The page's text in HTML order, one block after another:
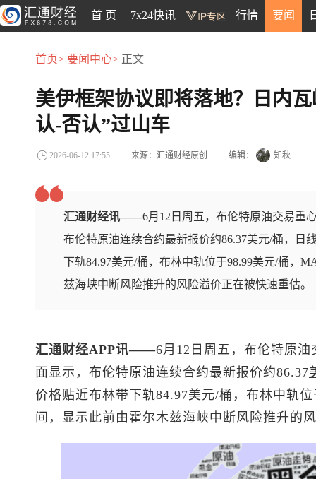
首 页 7x24快讯 行情 要闻
首页> 要闻中心> 正文
美伊框架协议即将落地？日内
认-否认”过山车
2026-06-12 17:55 来源：汇通财经原创 编辑： 知秋
汇通财经讯——6月12日周五，布伦特原油交易重
布伦特原油连续合约最新报价约86.37美元/桶，日
下轨84.97美元/桶，布林中轨位于98.99美元/桶，
兹海峡中断风险推升的风险溢价正在被快速重估。
汇通财经APP讯——6月12日周五， 布伦特原油
面显示， 布伦特原油连续合约最新报价约86.37
价格贴近布林带下轨84.97美元/桶，布林中轨
间，显示此前由霍尔木兹海峡中断风险推升的